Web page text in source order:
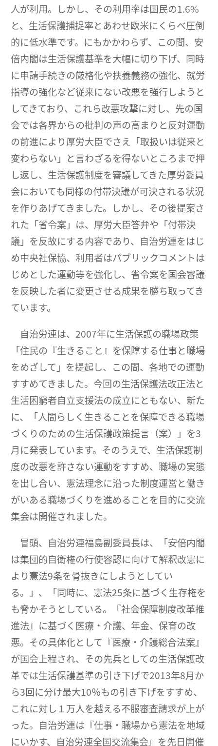
人が利用。しかし、その利用率は国民の1.6%
と、生活保護捕捉率とあわせ欧米にくらべ圧倒
的に低水準です。にもかかわらず、この間、安
倍内閣は生活保護基準を大幅に切り下げ、同時
に申請手続きの厳格化や扶養義務の強化、就労
指導の強化など従来にない改悪を強行しようと
してきており、これら改悪攻撃に対し、先の国
会では各界からの批判の声の高まりと反対運動
の前進により厚労大臣でさえ「取扱いは従来と
変わらない」と言わざるを得ないところまで押
し返し、生活保護制度を審議してきた厚労委員
会においても同様の付帯決議が可決される状況
を作りあげてきました。しかし、その後提案さ
れた「省令案」は、厚労大臣答弁や「付帯決
議」を反故にする内容であり、自治労連をはじ
め中央社保協、利用者はパブリックコメントは
じめとした運動等を強化し、省令案を国会審議
を反映した者に変更させる成果を勝ち取ってき
ています。
自治労連は、2007年に生活保護の職場政策
「住民の『生きること』を保障する仕事と職場
をめざして」を提起し、この間、各地での運動
すすめてきました。今回の生活保護法改正法と
生活困窮者自立支援法の成立にともない、新た
に、「人間らしく生きることを保障できる職場
づくりのための生活保護政策提言（案）」を3
月に発表しています。そのうえで、生活保護制
度の改悪を許さない運動をすすめ、職場の実態
を出し合い、憲法理念に沿った制度運営と働き
がいある職場づくりを進めることを目的に交流
集会は開催されました。
冒頭、自治労連福島副委員長は、「安倍内閣
は集団的自衛権の行使容認に向けて解釈改憲に
より憲法9条を骨抜きにしようとしてい
る。」、「同時に、憲法25条に基づく生存権を
も脅かそうとしている。『社会保障制度改革推
進法』に基づく医療・介護、年金、保育の改
悪。その具体化として『医療・介護総合法案』
が国会上程され、その先兵としての生活保護改
革では生活保護基準の引き下げで2013年8月か
ら3回に分け最大10％もの引き下げをすすめ、
これに対し１万人を越える不服審査請求が上が
った。自治労連は『仕事・職場から憲法を地域
にいかす、自治労連全国交流集会』を先日開催